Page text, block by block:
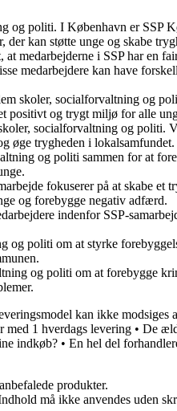
og politi. I København er SSP
kan støtte unge og skabe
medarbejderne i SSP har en
medarbejdere kan have
skoler, socialforvaltning og
positivt og trygt miljø for alle
socialforvaltning og
øge trygheden i lokalsamfundet.
og politi sammen for at
fokuserer på at skabe
og forebygge negativ adfærd.
indenfor SSP-
og politi om at styrke
og politi om at forebygge
kan ikke modsiges
med 1 hverdags levering • De
indkøb? • En hel del
produkter.
må ikke anvendes uden